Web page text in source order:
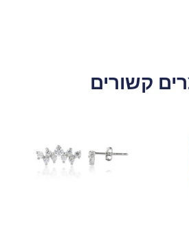
קשורים